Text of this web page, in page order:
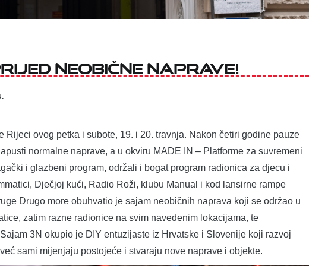
neobične naprave!
Rijeci ovog petka i subote, 19. i 20. travnja. Nakon četiri godine pauze
normalne naprave, a u okviru MADE IN – Platforme za suvremeni
i glazbeni program, održali i bogat program radionica za djecu i
Dječjoj kući, Radio Roži, klubu Manual i kod lansirne rampe
Drugo more obuhvatio je sajam neobičnih naprava koji se održao u
zatim razne radionice na svim navedenim lokacijama, te
3N okupio je DIY entuzijaste iz Hrvatske i Slovenije koji razvoj
sami mijenjaju postojeće i stvaraju nove naprave i objekte.